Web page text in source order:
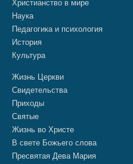
Христианство в мире
Наука
Педагогика и психология
История
Культура
Жизнь Церкви
Свидетельства
Приходы
Святые
Жизнь во Христе
В свете Божьего слова
Пресвятая Дева Мария